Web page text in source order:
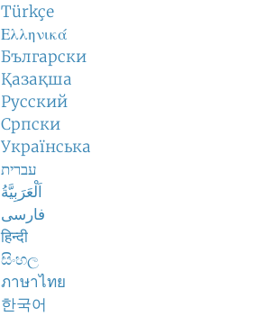
Türkçe
Ελληνικά
Български
Қазақша
Русский
Српски
Українська
עברית
اَلْعَرَبِيَّةُ
فارسی
हिन्दी
සිංහල
ภาษาไทย
한국어